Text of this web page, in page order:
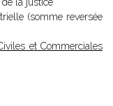
(somme reversée
et Commerciales